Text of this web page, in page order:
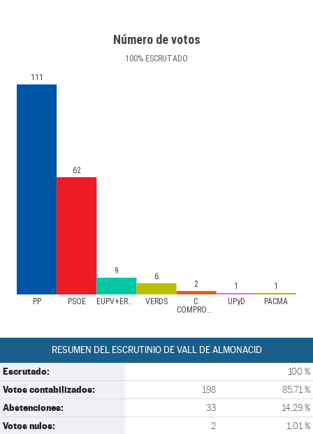
Número de votos
100% ESCRUTADO
PP PSOE EUPV+ERPV VERDS
C.
COMPROMÍS
UPyD PACMA
111
62
9
6
2 1 1
RESUMEN DEL ESCRUTINIO DE VALL DE ALMONACID
Escrutado: 100 %
Votos contabilizados: 198 85,71 %
Abstenciones: 33 14,29 %
Votos nulos: 2 1,01 %